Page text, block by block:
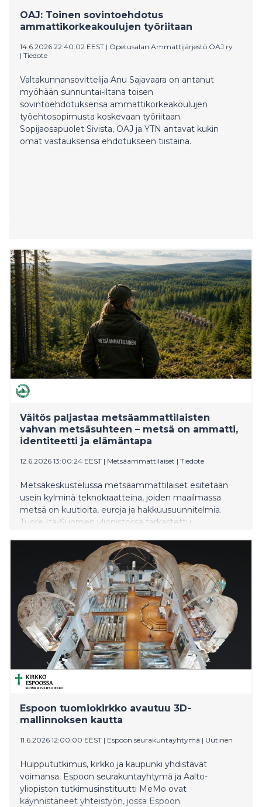
OAJ: Toinen sovintoehdotus
ammattikorkeakoulujen työriitaan
14.6.2026 22:40:02 EEST | Opetusalan Ammattijärjestö OAJ ry
| Tiedote
Valtakunnansovittelija Anu Sajavaara on antanut
myöhään sunnuntai-iltana toisen
sovintoehdotuksensa ammattikorkeakoulujen
työehtosopimusta koskevaan työriitaan.
Sopijaosapuolet Sivista, OAJ ja YTN antavat kukin
omat vastauksensa ehdotukseen tiistaina.
Väitös paljastaa metsäammattilaisten
vahvan metsäsuhteen – metsä on ammatti,
identiteetti ja elämäntapa
12.6.2026 13:00:24 EEST | Metsäammattilaiset | Tiedote
Metsäkeskustelussa metsäammattilaiset esitetään
usein kylminä teknokraatteina, joiden maailmassa
metsä on kuutioita, euroja ja hakkuusuunnitelmia.
Tuore Itä-Suomen yliopistossa tarkastettu
Espoon tuomiokirkko avautuu 3D-
mallinnoksen kautta
11.6.2026 12:00:00 EEST | Espoon seurakuntayhtymä | Uutinen
Huippututkimus, kirkko ja kaupunki yhdistävät
voimansa. Espoon seurakuntayhtymä ja Aalto-
yliopiston tutkimusinstituutti MeMo ovat
käynnistäneet yhteistyön, jossa Espoon